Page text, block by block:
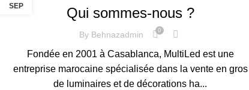
SEP Qui sommes-nous ?
By Behnazadmin 0
Fondée en 2001 à Casablanca, MultiLed est une
entreprise marocaine spécialisée dans la vente en gros
de luminaires et de décorations ha...